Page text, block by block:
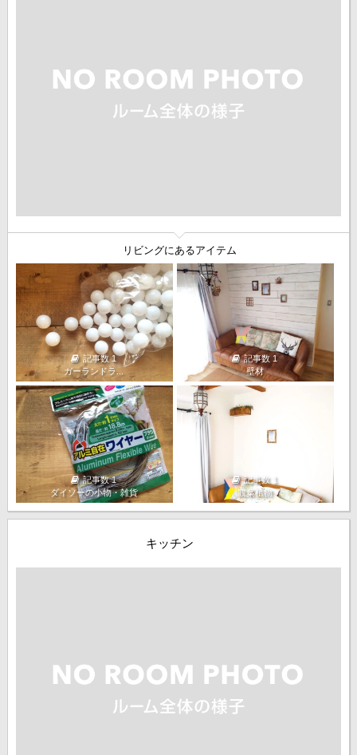
リビングにあるアイテム
記事数 1
ガーランドラ...
記事数 1
壁材
記事数 1
ダイソーの小物・雑貨
記事数 1
観葉植物
キッチン